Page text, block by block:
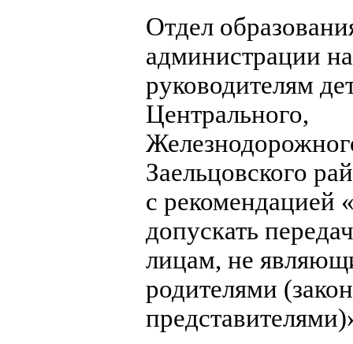
Отдел
администрации
руководителям
Центрального,
Заельцовского
с рекомендацией
допускать
лицам, не
родителями